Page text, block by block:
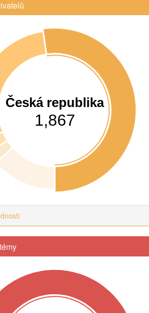
Česká republika
1,867